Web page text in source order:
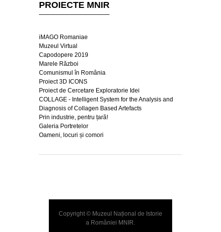
PROIECTE MNIR
iMAGO Romaniae
Muzeul Virtual
Capodopere 2019
Marele Război
Comunismul în România
Proiect 3D ICONS
Proiect de Cercetare Exploratorie Idei
COLLAGE - Intelligent System for the Analysis and
Diagnosis of Collagen Based Artefacts
Prin industrie, pentru țară!
Galeria Portretelor
Oameni, locuri și comori
Copyright © Muzeul Național de Istorie
a României MNIR.